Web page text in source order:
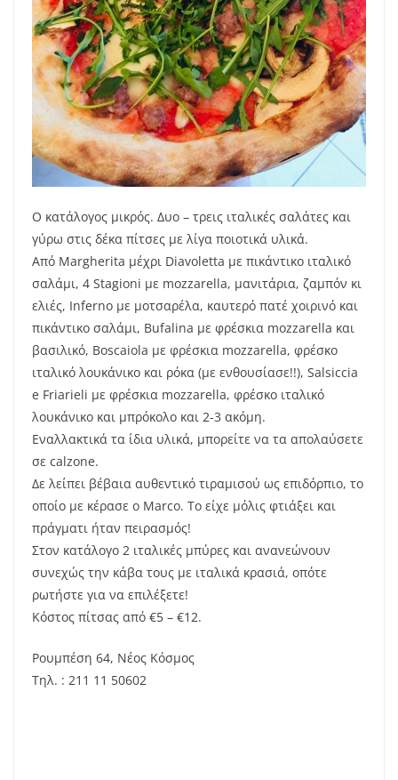
Ο κατάλογος μικρός. Δυο – τρεις ιταλικές σαλάτες και
γύρω στις δέκα πίτσες με λίγα ποιοτικά υλικά.
Από Margherita μέχρι Diavoletta με πικάντικο ιταλικό
σαλάμι, 4 Stagioni με mozzarella, μανιτάρια, ζαμπόν κι
ελιές, Inferno με μοτσαρέλα, καυτερό πατέ χοιρινό και
πικάντικο σαλάμι, Bufalina με φρέσκια mozzarella και
βασιλικό, Boscaiola με φρέσκια mozzarella, φρέσκο
ιταλικό λουκάνικο και ρόκα (με ενθουσίασε!!), Salsiccia
e Friarieli με φρέσκια mozzarella, φρέσκο ιταλικό
λουκάνικο και μπρόκολο και 2-3 ακόμη.
Εναλλακτικά τα ίδια υλικά, μπορείτε να τα απολαύσετε
σε calzone.
Δε λείπει βέβαια αυθεντικό τιραμισού ως επιδόρπιο, το
οποίο με κέρασε ο Marco. Το είχε μόλις φτιάξει και
πράγματι ήταν πειρασμός!
Στον κατάλογο 2 ιταλικές μπύρες και ανανεώνουν
συνεχώς την κάβα τους με ιταλικά κρασιά, οπότε
ρωτήστε για να επιλέξετε!
Κόστος πίτσας από €5 – €12.
Ρουμπέση 64, Νέος Κόσμος
Τηλ. : 211 11 50602